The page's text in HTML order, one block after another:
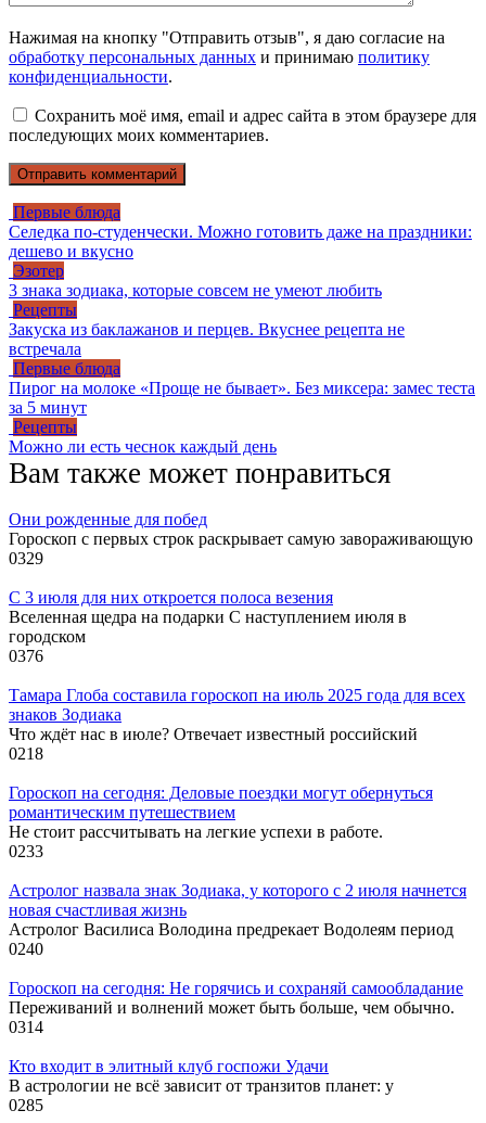
Нажимая на кнопку "Отправить отзыв", я даю согласие на
обработку персональных данных и принимаю политику
конфиденциальности.
Сохранить моё имя, email и адрес сайта в этом браузере для
последующих моих комментариев.
Первые блюда
Селедка по-студенчески. Можно готовить даже на праздники:
дешево и вкусно
Эзотер
3 знака зодиака, которые совсем не умеют любить
Рецепты
Закуска из баклажанов и перцев. Вкуснее рецепта не
встречала
Первые блюда
Пирог на молоке «Проще не бывает». Без миксера: замес теста
за 5 минут
Рецепты
Можно ли есть чеснок каждый день
Вам также может понравиться
Они рожденные для побед
Гороскоп с первых строк раскрывает самую завораживающую
0329
С 3 июля для них откроется полоса везения
Вселенная щедра на подарки С наступлением июля в
городском
0376
Тамара Глоба составила гороскоп на июль 2025 года для всех
знаков Зодиака
Что ждёт нас в июле? Отвечает известный российский
0218
Гороскоп на сегодня: Деловые поездки могут обернуться
романтическим путешествием
Не стоит рассчитывать на легкие успехи в работе.
0233
Астролог назвала знак Зодиака, у которого с 2 июля начнется
новая счастливая жизнь
Астролог Василиса Володина предрекает Водолеям период
0240
Гороскоп на сегодня: Не горячись и сохраняй самообладание
Переживаний и волнений может быть больше, чем обычно.
0314
Кто входит в элитный клуб госпожи Удачи
В астрологии не всё зависит от транзитов планет: у
0285